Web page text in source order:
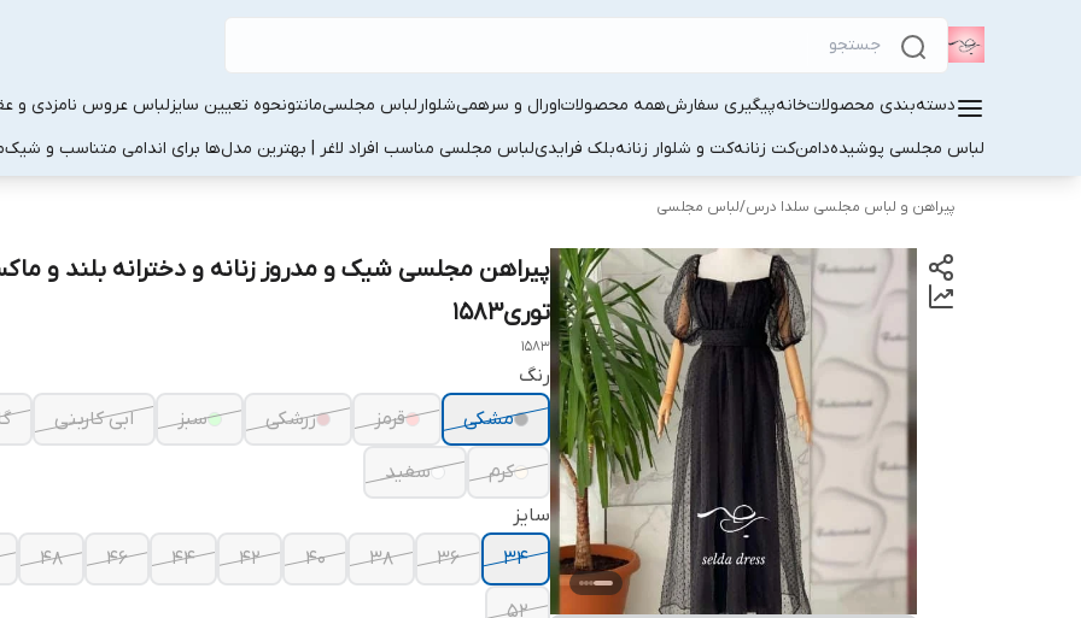
دسته‌بندی محصولاتخانهپیگیری سفارشهمه محصولاتاورال و سرهمیشلوارلباس مجلسیمانتونحوه تعیین سایزلباس عروس نامزدی و
لباس مجلسی پوشیدهدامنکت زنانهکت و شلوار زنانهبلک فرایدیلباس مجلسی مناسب افراد لاغر | بهترین مدل‌ها برای اندامی متناسب و شیک
پیراهن و لباس مجلسی سلدا درس/لباس مجلسی
پیراهن مجلسی شیک و مدروز زنانه و دخترانه بلند و
توری۱۵۸۳
1583
رنگ
مشکی
قرمز زرشکی سبز ابی کاربنی
کرم
سفید
سایز
۳۴
۳۶ ۳۸ ۴۰ ۴۲ ۴۴ ۴۶ ۴۸
۵۲